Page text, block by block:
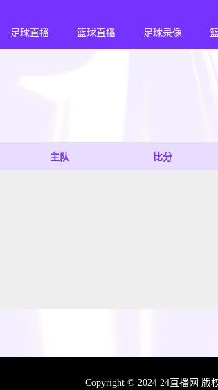
足球直播 篮球直播 足球录像
主队 比分
Copyright © 2024 24直播网 版